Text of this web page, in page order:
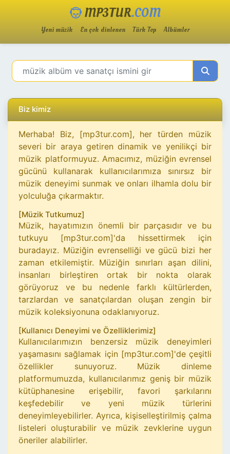
MP3TUR.COM
Yeni müzik En çok dinlenen Türk Top Albümler
Biz kimiz
Merhaba! Biz, [mp3tur.com], her türden müzik
severi bir araya getiren dinamik ve yenilikçi bir
müzik platformuyuz. Amacımız, müziğin evrensel
gücünü kullanarak kullanıcılarımıza sınırsız bir
müzik deneyimi sunmak ve onları ilhamla dolu bir
yolculuğa çıkarmaktır.
[Müzik Tutkumuz]
Müzik, hayatımızın önemli bir parçasıdır ve bu
tutkuyu [mp3tur.com]'da hissettirmek için
buradayız. Müziğin evrenselliği ve gücü bizi her
zaman etkilemiştir. Müziğin sınırları aşan dilini,
insanları birleştiren ortak bir nokta olarak
görüyoruz ve bu nedenle farklı kültürlerden,
tarzlardan ve sanatçılardan oluşan zengin bir
müzik koleksiyonuna odaklanıyoruz.
[Kullanıcı Deneyimi ve Özelliklerimiz]
Kullanıcılarımızın benzersiz müzik deneyimleri
yaşamasını sağlamak için [mp3tur.com]'de çeşitli
özellikler sunuyoruz. Müzik dinleme
platformumuzda, kullanıcılarımız geniş bir müzik
kütüphanesine erişebilir, favori şarkılarını
keşfedebilir ve yeni müzik türlerini
deneyimleyebilirler. Ayrıca, kişiselleştirilmiş çalma
listeleri oluşturabilir ve müzik zevklerine uygun
öneriler alabilirler.